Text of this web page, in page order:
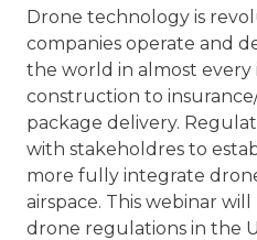
Drone technology is
companies operate and
the world in almost every
construction to
package delivery.
with stakeholdres to
more fully integrate
airspace. This webinar
drone regulations in the